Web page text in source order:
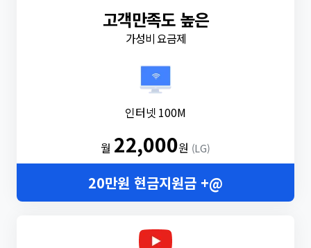
고객만족도 높은
가성비 요금제
인터넷 100M
월 22,000원 (LG)
20만원 현금지원금 +@